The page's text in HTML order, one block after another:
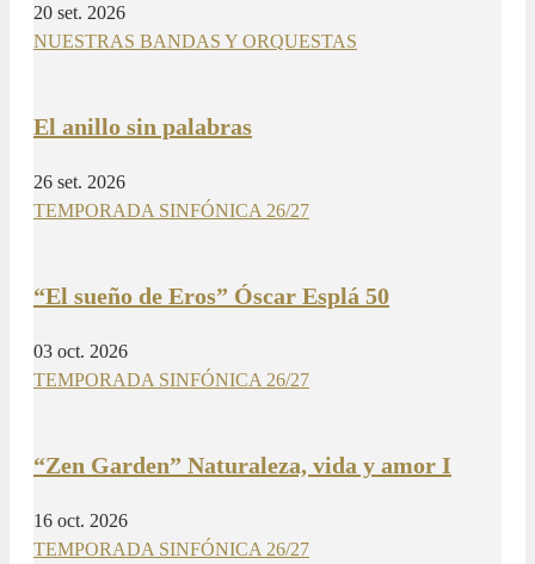
20 set. 2026
NUESTRAS BANDAS Y ORQUESTAS
El anillo sin palabras
26 set. 2026
TEMPORADA SINFÓNICA 26/27
“El sueño de Eros” Óscar Esplá 50
03 oct. 2026
TEMPORADA SINFÓNICA 26/27
“Zen Garden” Naturaleza, vida y amor I
16 oct. 2026
TEMPORADA SINFÓNICA 26/27